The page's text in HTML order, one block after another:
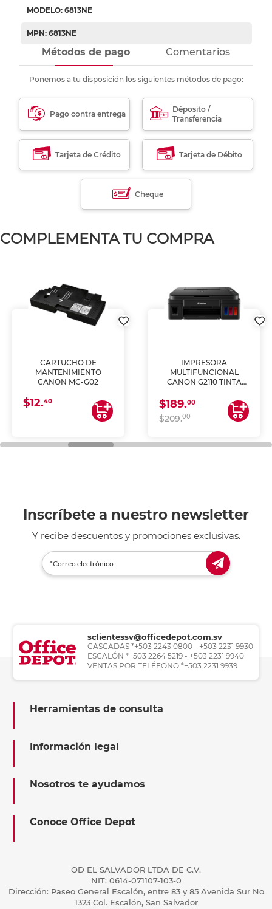
MODELO: 6813NE
MPN: 6813NE
Métodos de pago Comentarios
Ponemos a tu disposición los siguientes métodos de pago:
Pago contra entrega
Déposito /
Transferencia
Tarjeta de Crédito Tarjeta de Débito
Cheque
COMPLEMENTA TU COMPRA
CARTUCHO DE
MANTENIMIENTO
CANON MC-G02
$12.40
IMPRESORA
MULTIFUNCIONAL
CANON G2110 TINTA
$189.00
$209.00
Inscríbete a nuestro newsletter
Y recibe descuentos y promociones exclusivas.
sclientessv@officedepot.com.sv
CASCADAS *+503 2243 0800 - +503 2231 9930
ESCALÓN *+503 2264 5219 - +503 2231 9940
VENTAS POR TELÉFONO *+503 2231 9939
Herramientas de consulta
Información legal
Nosotros te ayudamos
Conoce Office Depot
OD EL SALVADOR LTDA DE C.V.
NIT: 0614-071107-103-0
Dirección: Paseo General Escalón, entre 83 y 85 Avenida Sur No
1323 Col. Escalón, San Salvador